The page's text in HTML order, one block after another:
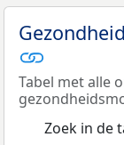
Tabel met alle
Zoek in de